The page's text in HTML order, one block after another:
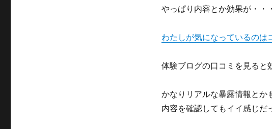
やっぱり内容とか効果が・・
わたしが気になっているのは
体験ブログの口コミを見ると
かなりリアルな暴露情報とか
内容を確認してもイイ感じだ